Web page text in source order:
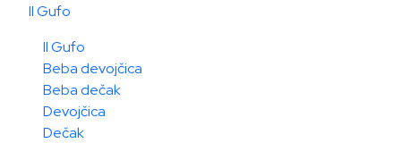
Il Gufo
Il Gufo
Beba devojčica
Beba dečak
Devojčica
Dečak